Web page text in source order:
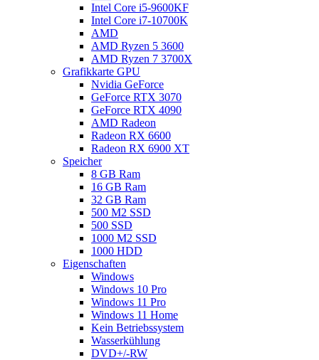
Intel Core i5-9600KF
Intel Core i7-10700K
AMD
AMD Ryzen 5 3600
AMD Ryzen 7 3700X
Grafikkarte GPU
Nvidia GeForce
GeForce RTX 3070
GeForce RTX 4090
AMD Radeon
Radeon RX 6600
Radeon RX 6900 XT
Speicher
8 GB Ram
16 GB Ram
32 GB Ram
500 M2 SSD
500 SSD
1000 M2 SSD
1000 HDD
Eigenschaften
Windows
Windows 10 Pro
Windows 11 Pro
Windows 11 Home
Kein Betriebssystem
Wasserkühlung
DVD+/-RW